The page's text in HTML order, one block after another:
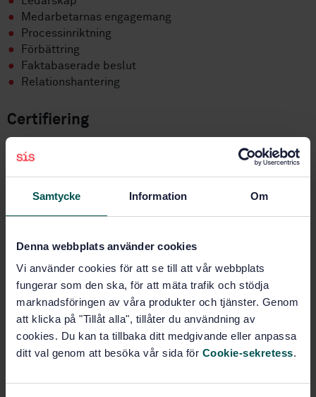
Samtycke Information Om
Denna webbplats använder cookies
Vi använder cookies för att se till att vår webbplats
fungerar som den ska, för att mäta trafik och stödja
marknadsföringen av våra produkter och tjänster. Genom
att klicka på "Tillåt alla", tillåter du användning av
cookies. Du kan ta tillbaka ditt medgivande eller anpassa
ditt val genom att besöka vår sida för Cookie-sekretess.
Medarbetarnas engagemang
Processinriktning
Förbättring
Faktabaserade beslut
Relationshantering
Certifiering
ett kvalitetsledningssystem och visa att det uppfyller
standardens krav.
Certifieringen visar att kvalitetsarbetet fungerar i
delta i upphandlingar.
Som kund kan du känna dig trygg med att ett certifierat
företag har struktur och ordning i sitt arbete.
Köp standarden